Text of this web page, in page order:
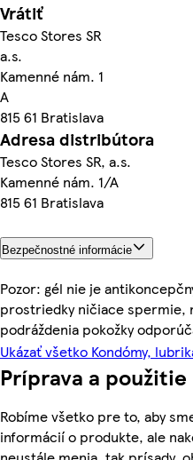
Vrátiť
Tesco Stores SR
a.s.
Kamenné nám. 1
A
815 61 Bratislava
Adresa distribútora
Tesco Stores SR, a.s.
Kamenné nám. 1/A
815 61 Bratislava
Bezpečnostné informácie
Pozor: gél nie je
prostriedky ničiace spermie,
podráždenia pokožky
Ukázať všetko Kondómy,
Príprava a použitie
Robíme všetko pre to, aby
informácií o produkte, ale